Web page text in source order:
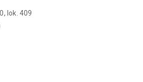
lok. 409